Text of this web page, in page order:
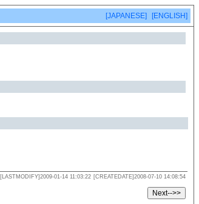
[JAPANESE] [ENGLISH]
[LASTMODIFY]2009-01-14 11:03:22 [CREATEDATE]2008-07-10 14:08:54